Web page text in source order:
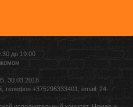
до 19:00
30.03.2018
телефон +375296333401, email: 24-